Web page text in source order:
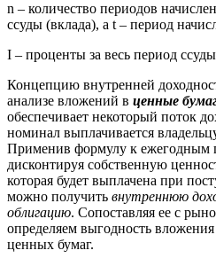
n – количество периодов
ссуды (вклада), а t – период
I – проценты за весь период
Концепцию внутренней
анализе вложений в ценные
обеспечивает некоторый поток
номинал выплачивается
Применив формулу к ежегодным
дисконтируя собственную
которая будет выплачена при
можно получить внутреннюю
облигацию. Сопоставляя ее с
определяем выгодность
ценных бумаг.